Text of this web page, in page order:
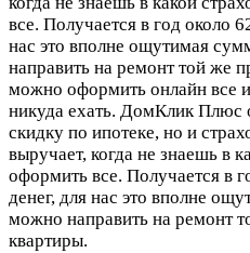
все. Получается в год около
нас это вполне ощутимая
направить на ремонт той же
можно оформить онлайн все
никуда ехать. ДомКлик Плюс
скидку по ипотеке, но и
выручает, когда не знаешь в
оформить все. Получается в
денег, для нас это вполне
можно направить на ремонт
квартиры.